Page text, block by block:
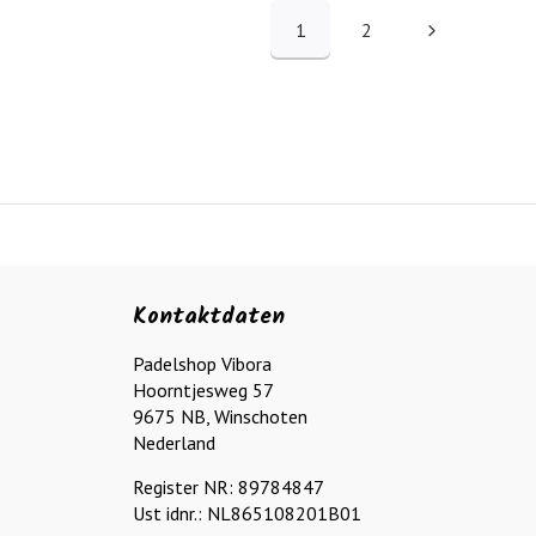
1 2
Kontaktdaten
Padelshop Vibora
Hoorntjesweg 57
9675 NB, Winschoten
Nederland
Register NR: 89784847
Ust idnr.: NL865108201B01